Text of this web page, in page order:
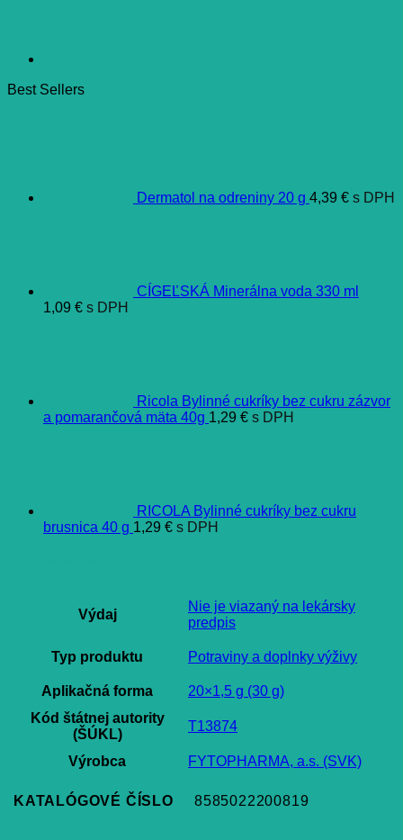
Best Sellers
Dermatol na odreniny 20 g 4,39 € s DPH
CÍGEĽSKÁ Minerálna voda 330 ml
1,09 € s DPH
Ricola Bylinné cukríky bez cukru zázvor
a pomarančová mäta 40g 1,29 € s DPH
RICOLA Bylinné cukríky bez cukru
brusnica 40 g 1,29 € s DPH
Výdaj
Nie je viazaný na lekársky
predpis
Typ produktu Potraviny a doplnky výživy
Aplikačná forma
20×1,5 g (30 g)
Kód štátnej autority
(ŠÚKL)
T13874
Výrobca FYTOPHARMA, a.s. (SVK)
KATALÓGOVÉ ČÍSLO 8585022200819